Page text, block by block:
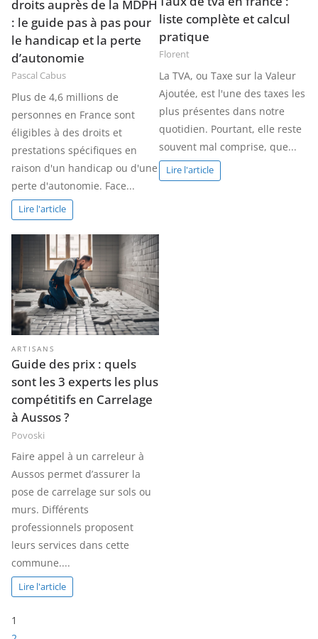
droits auprès de la MDPH
: le guide pas à pas pour
le handicap et la perte
d’autonomie
Pascal Cabus
Plus de 4,6 millions de
personnes en France sont
éligibles à des droits et
prestations spécifiques en
raison d'un handicap ou d'une
perte d'autonomie. Face...
Lire l'article
liste complète et calcul
pratique
Florent
La TVA, ou Taxe sur la Valeur
Ajoutée, est l'une des taxes les
plus présentes dans notre
quotidien. Pourtant, elle reste
souvent mal comprise, que...
Lire l'article
ARTISANS
Guide des prix : quels
sont les 3 experts les plus
compétitifs en Carrelage
à Aussos ?
Povoski
Faire appel à un carreleur à
Aussos permet d’assurer la
pose de carrelage sur sols ou
murs. Différents
professionnels proposent
leurs services dans cette
commune....
Lire l'article
P1